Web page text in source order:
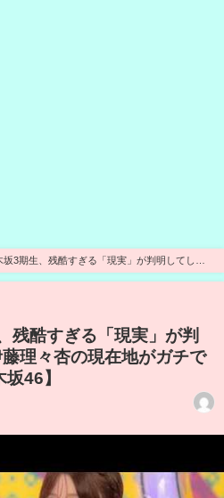
坂3期生、残酷すぎる「現実」が判明してしま
ツいと話題に 【乃木坂46】
残酷すぎる「現実」が判
理々杏の現在地がガチで
46】